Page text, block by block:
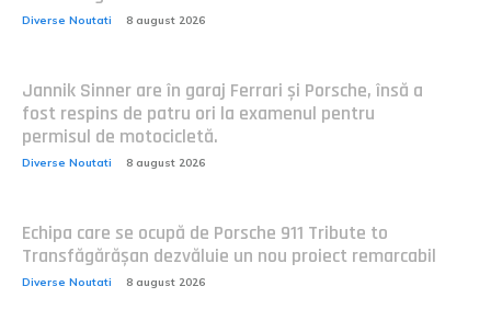
Diverse Noutati 8 august 2026
Jannik Sinner are în garaj Ferrari și Porsche, însă a
fost respins de patru ori la examenul pentru
permisul de motocicletă.
Diverse Noutati 8 august 2026
Echipa care se ocupă de Porsche 911 Tribute to
Transfăgărășan dezvăluie un nou proiect remarcabil
Diverse Noutati 8 august 2026